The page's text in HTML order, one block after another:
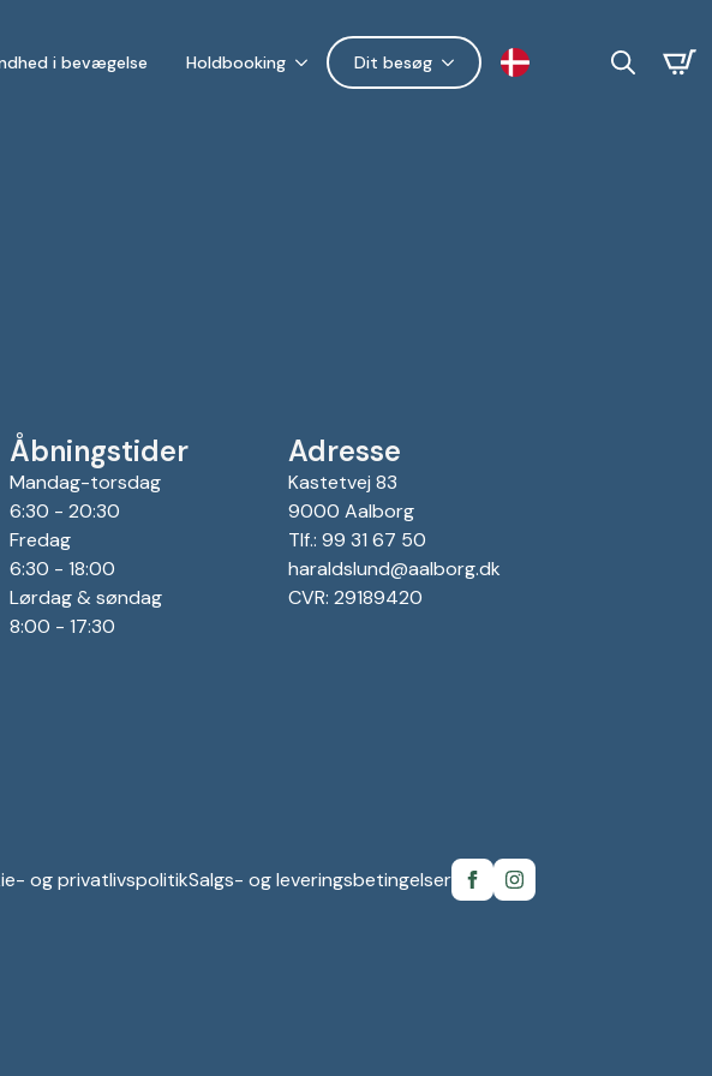
i bevægelse Holdbooking Dit besøg
Åbningstider
Mandag-torsdag
6:30 - 20:30
Fredag
6:30 - 18:00
Lørdag & søndag
8:00 - 17:30
Adresse
Kastetvej 83
9000 Aalborg
Tlf.: 99 31 67 50
haraldslund@aalborg.dk
CVR: 29189420
og privatlivspolitikSalgs- og leveringsbetingelser